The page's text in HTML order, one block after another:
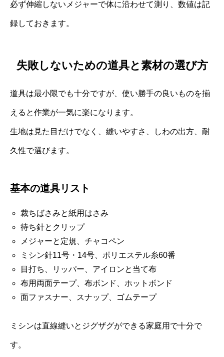
必ず伸縮しないメジャーで体に沿わせて測り、数値は記
録しておきます。
失敗しないための道具と素材の選び方
道具は最小限でも十分ですが、使い勝手の良いものを揃
えると作業が一気に楽になります。
生地は見た目だけでなく、縫いやすさ、しわの出方、耐
久性で選びます。
基本の道具リスト
裁ちばさみと紙用はさみ
待ち針とクリップ
メジャーと定規、チャコペン
ミシン針11号・14号、ポリエステル糸60番
目打ち、リッパー、アイロンと当て布
布用両面テープ、布ボンド、ホットボンド
面ファスナー、スナップ、ゴムテープ
ミシンは直線縫いとジグザグができる家庭用で十分で
す。